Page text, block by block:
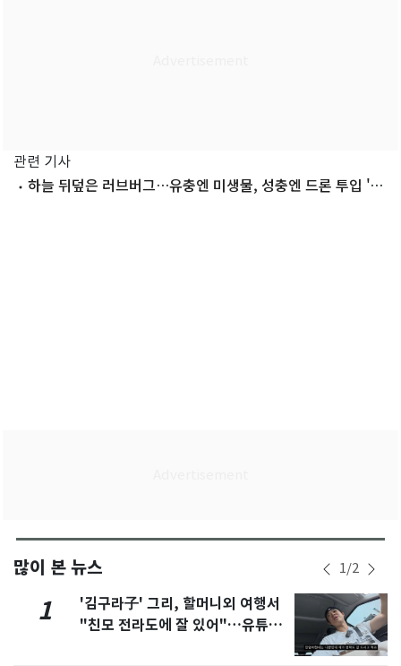
관련 기사
하늘 뒤덮은 러브버그…유충엔 미생물, 성충엔 드론 투입 '소
많이 본 뉴스 1/2
1
'김구라子' 그리, 할머니외 여행서
"친모 전라도에 잘 있어"…유튜브